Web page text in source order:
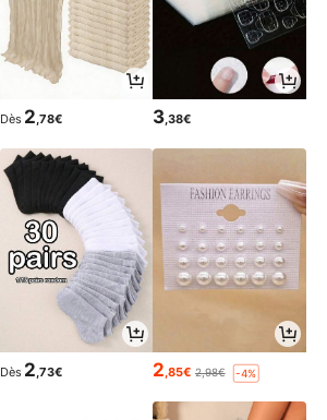
Dès 2 ,78€ 3 ,38€
Dès 2,73€ 2,85€ 2,98€ -4%